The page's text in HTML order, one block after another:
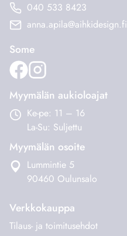
040 533 8423
anna.apila@aihkidesign.fi
Some
Myymälän aukioloajat
Ke-pe: 11 – 16
La-Su: Suljettu
Myymälän osoite
Lummintie 5
90460 Oulunsalo
Verkkokauppa
Tilaus- ja toimitusehdot